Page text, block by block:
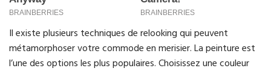
Il existe plusieurs techniques de relooking qui peuvent
métamorphoser votre commode en merisier. La peinture est
l’une des options les plus populaires. Choisissez une couleur